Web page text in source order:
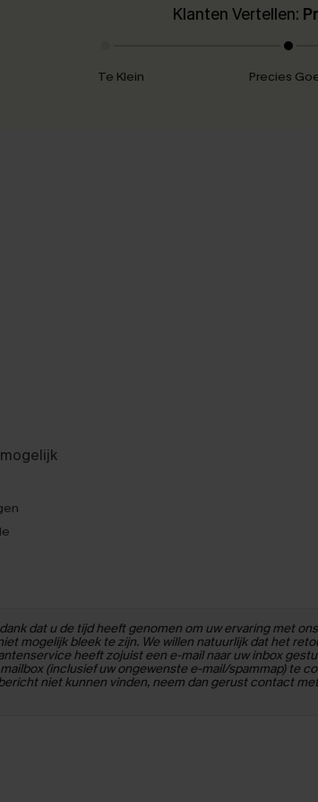
Klanten Vertellen:
Te Klein Precies
dat u de tijd heeft genomen om uw ervaring met
mogelijk bleek te zijn. We willen natuurlijk dat het
heeft zojuist een e-mail naar uw inbox
(inclusief uw ongewenste e-mail/spammap) te
niet kunnen vinden, neem dan gerust contact